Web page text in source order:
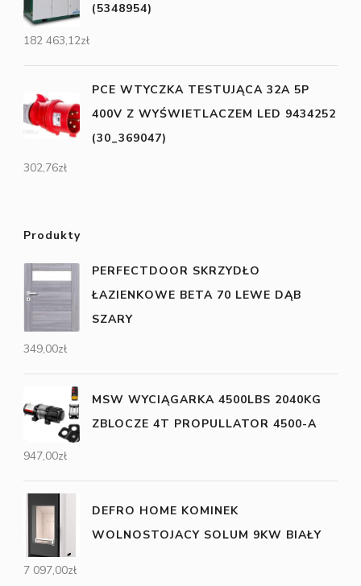
(5348954)
182 463,12zł
PCE WTYCZKA TESTUJĄCA 32A 5P
400V Z WYŚWIETLACZEM LED 9434252
(30_369047)
302,76zł
Produkty
PERFECTDOOR SKRZYDŁO
ŁAZIENKOWE BETA 70 LEWE DĄB
SZARY
349,00zł
MSW WYCIĄGARKA 4500LBS 2040KG
ZBLOCZE 4T PROPULLATOR 4500-A
947,00zł
DEFRO HOME KOMINEK
WOLNOSTOJACY SOLUM 9KW BIAŁY
7 097,00zł